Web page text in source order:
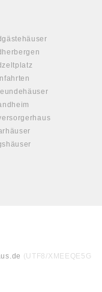
(UTF8/XMEEQE5G